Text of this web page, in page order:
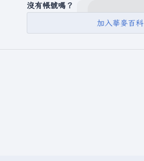
沒有帳號嗎？
加入華麥百科